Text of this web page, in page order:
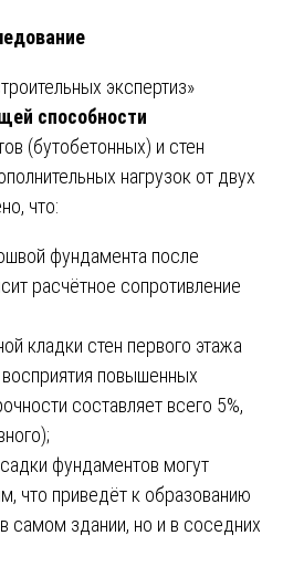
экспертиз»
способности
(бутобетонных) и стен
нагрузок от двух
что:
фундамента после
расчётное сопротивление
кладки стен первого этажа
повышенных
составляет всего 5%,
фундаментов могут
что приведёт к образованию
самом здании, но и в соседних